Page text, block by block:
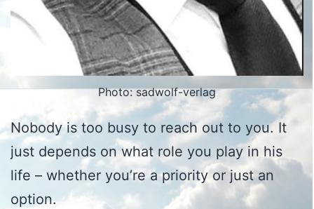
Photo: sadwolf-verlag
Nobody is too busy to reach out to you. It
just depends on what role you play in his
life – whether you’re a priority or just an
option.